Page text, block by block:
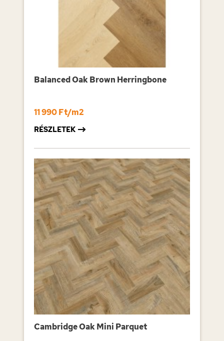
Balanced Oak Brown Herringbone
11 990 Ft/m2
RÉSZLETEK
Cambridge Oak Mini Parquet